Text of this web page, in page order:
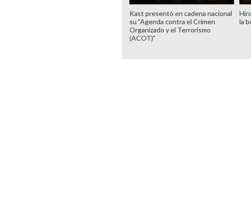
Kast presentó en cadena nacional
su "Agenda contra el Crimen
Organizado y el Terrorismo
(ACOT)"
la